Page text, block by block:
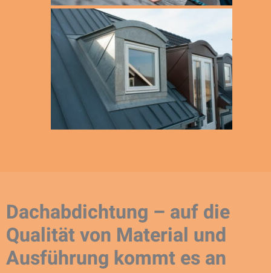
Dachabdichtung – auf die
Qualität von Material und
Ausführung kommt es an